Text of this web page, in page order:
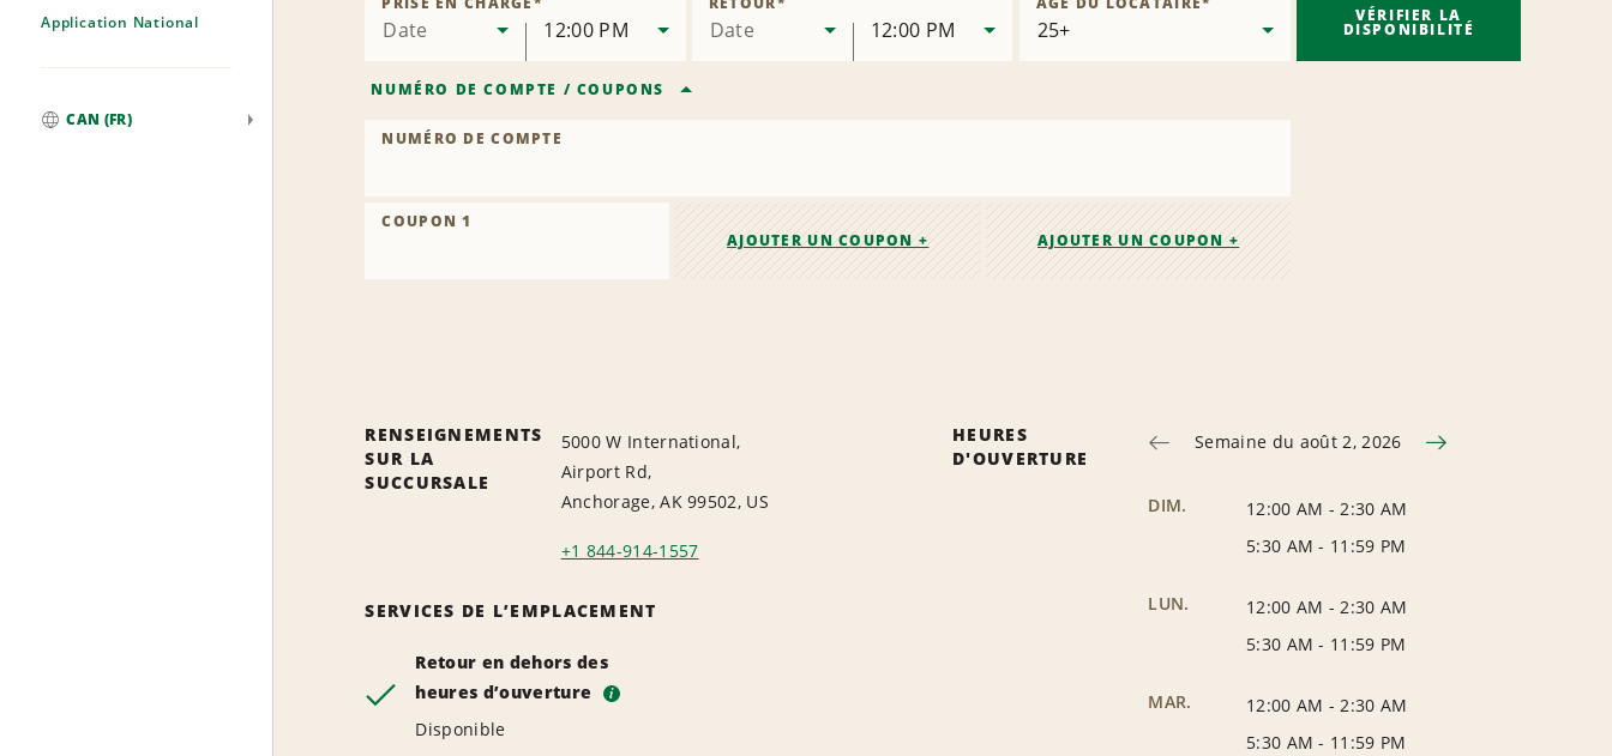
Application National
CAN (FR)
succursale
Date 12:00 PM Date 12:00 PM
NUMÉRO DE COMPTE / COUPONS
NUMÉRO DE COMPTE
COUPON 1
AJOUTER UN COUPON +
AJOUTER UN COUPON +
VÉRIFIER LA
DISPONIBILITÉ
RENSEIGNEMENTS
SUR LA
SUCCURSALE
5000 W International,
Airport Rd,
Anchorage, AK 99502, US
+1 844-914-1557
SERVICES DE L’EMPLACEMENT
Retour en dehors des
heures d’ouverture
i
Disponible
HEURES
D'OUVERTURE
Semaine du août 2, 2026
DIM. 12:00 AM -2:30 AM
5:30 AM - 11:59 PM
LUN. 12:00 AM -2:30 AM
5:30 AM - 11:59 PM
MAR. 12:00 AM -2:30 AM
5:30 AM - 11:59 PM